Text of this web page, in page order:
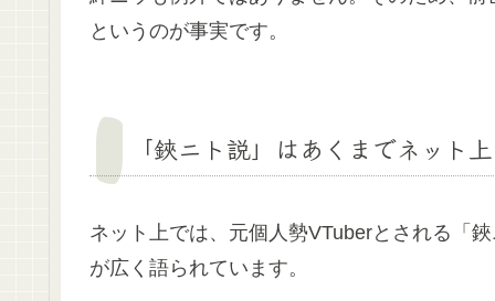
というのが事実です。
「鋏ニト説」はあくまでネット
ネット上では、元個人勢VTuberとされる「
が広く語られています。